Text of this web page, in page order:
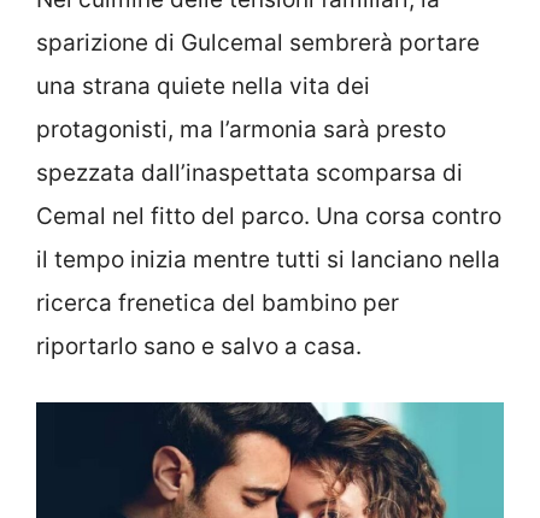
sparizione di Gulcemal sembrerà portare
una strana quiete nella vita dei
protagonisti, ma l’armonia sarà presto
spezzata dall’inaspettata scomparsa di
Cemal nel fitto del parco. Una corsa contro
il tempo inizia mentre tutti si lanciano nella
ricerca frenetica del bambino per
riportarlo sano e salvo a casa.